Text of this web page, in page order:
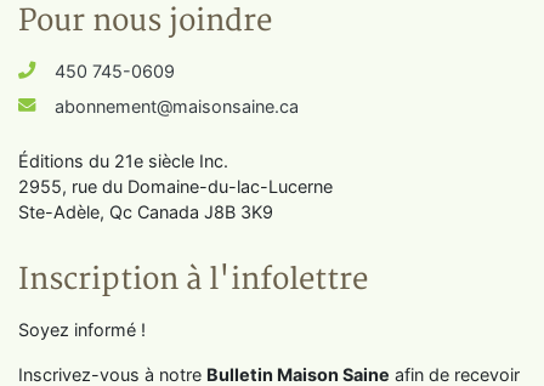
Pour nous joindre
450 745-0609
abonnement@maisonsaine.ca
Éditions du 21e siècle Inc.
2955, rue du Domaine-du-lac-Lucerne
Ste-Adèle, Qc Canada J8B 3K9
Inscription à l'infolettre
Soyez informé !
Inscrivez-vous à notre Bulletin Maison Saine afin de recevoir